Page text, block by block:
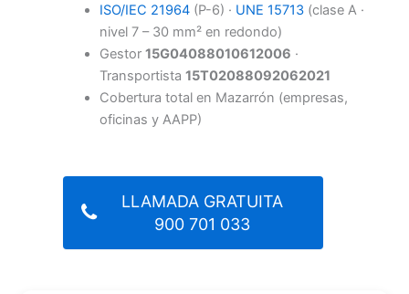
ISO/IEC 21964(P-6) · UNE 15713(clase A ·
nivel 7 – 30 mm² en redondo)
Gestor 15G04088010612006 ·
Transportista 15T02088092062021
Cobertura total en Mazarrón (empresas,
oficinas y AAPP)
LLAMADA GRATUITA
900 701 033